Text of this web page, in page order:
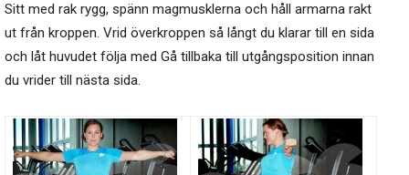
Sitt med rak rygg, spänn magmusklerna och håll armarna rakt
ut från kroppen. Vrid överkroppen så långt du klarar till en sida
och låt huvudet följa med Gå tillbaka till utgångsposition innan
du vrider till nästa sida.